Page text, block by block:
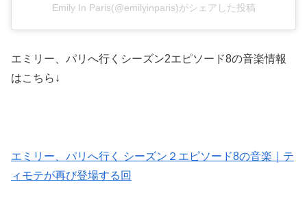
Emily In Paris(@emilyinparis)がシェアした投稿
エミリー、パリへ行くシーズン2エピソード8の音楽情報
はこちら↓
エミリー、パリへ行く シーズン２エピソード8の音楽｜テ
ィモテが再び登場する回